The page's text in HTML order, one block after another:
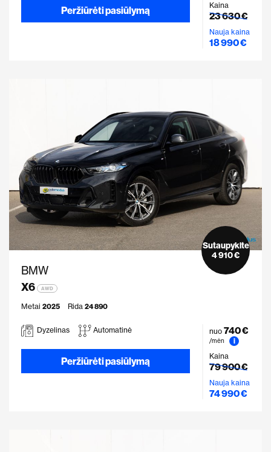
Peržiūrėti pasiūlymą
Kaina
23 630 €
Nauja kaina
18 990 €
BMW
X6
AWD
Metai 2025 Rida 24 890
Sutaupykite
4 910 €
Dyzelinas Automatinė
Peržiūrėti pasiūlymą
nuo 740 €
/mėn
i
Kaina
79 900 €
Nauja kaina
74 990 €